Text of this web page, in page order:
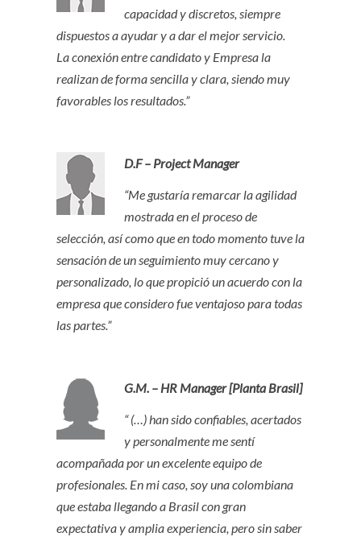
capacidad y discretos, siempre
dispuestos a ayudar y a dar el mejor servicio.
La conexión entre candidato y Empresa la
realizan de forma sencilla y clara, siendo muy
favorables los resultados.”
D.F – Project Manager
“Me gustaría remarcar la agilidad
mostrada en el proceso de
selección, así como que en todo momento tuve la
sensación de un seguimiento muy cercano y
personalizado, lo que propició un acuerdo con la
empresa que considero fue ventajoso para todas
las partes.”
G.M. – HR Manager [Planta Brasil]
“ (…) han sido confiables, acertados
y personalmente me sentí
acompañada por un excelente equipo de
profesionales. En mi caso, soy una colombiana
que estaba llegando a Brasil con gran
expectativa y amplia experiencia, pero sin saber